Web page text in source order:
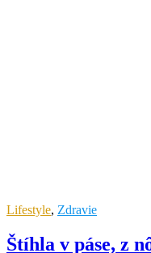
Lifestyle, Zdravie
Štíhla v páse, z